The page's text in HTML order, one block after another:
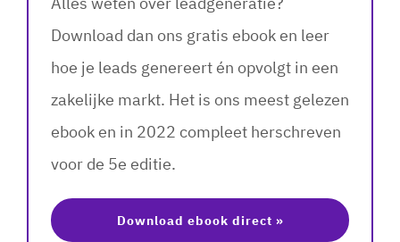
Download dan ons gratis ebook en leer
hoe je leads genereert én opvolgt in een
zakelijke markt. Het is ons meest gelezen
ebook en in 2022 compleet herschreven
voor de 5e editie.
Download ebook direct »